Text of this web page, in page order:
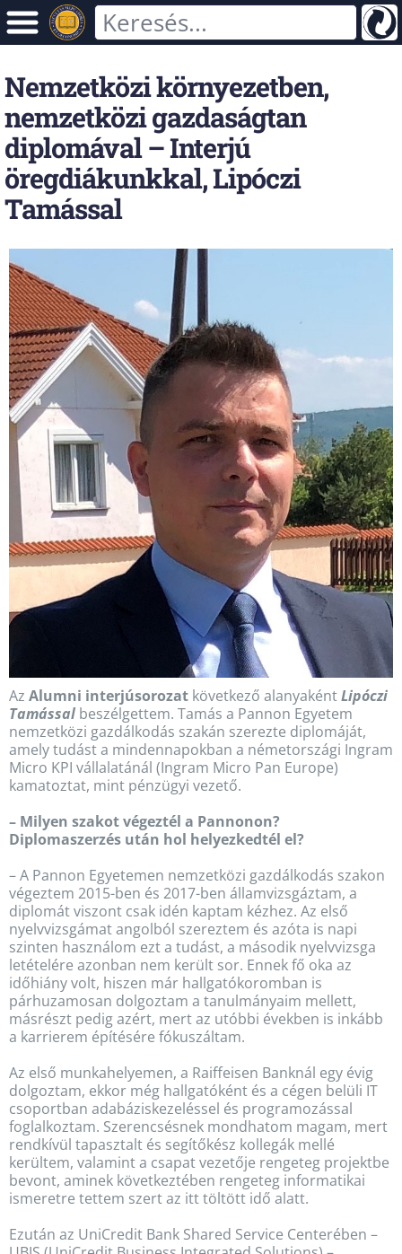
Nemzetközi környezetben,
nemzetközi gazdaságtan
diplomával – Interjú
öregdiákunkkal, Lipóczi
Tamással
Az Alumni interjúsorozat következő alanyakéntLipóczi
Tamással beszélgettem. Tamás a Pannon Egyetem
nemzetközi gazdálkodás szakán szerezte diplomáját,
amely tudást a mindennapokban a németországi Ingram
Micro KPI vállalatánál (Ingram Micro Pan Europe)
kamatoztat, mint pénzügyi vezető.
– Milyen szakot végeztél a Pannonon?
Diplomaszerzés után hol helyezkedtél el?
– A Pannon Egyetemen nemzetközi gazdálkodás szakon
végeztem 2015-ben és 2017-ben államvizsgáztam, a
diplomát viszont csak idén kaptam kézhez. Az első
nyelvvizsgámat angolból szereztem és azóta is napi
szinten használom ezt a tudást, a második nyelvvizsga
letételére azonban nem került sor. Ennek fő oka az
időhiány volt, hiszen már hallgatókoromban is
párhuzamosan dolgoztam a tanulmányaim mellett,
másrészt pedig azért, mert az utóbbi években is inkább
a karrierem építésére fókuszáltam.
Az első munkahelyemen, a Raiffeisen Banknál egy évig
dolgoztam, ekkor még hallgatóként és a cégen belüli IT
csoportban adabáziskezeléssel és programozással
foglalkoztam. Szerencsésnek mondhatom magam, mert
rendkívül tapasztalt és segítőkész kollegák mellé
kerültem, valamint a csapat vezetője rengeteg projektbe
bevont, aminek következtében rengeteg informatikai
ismeretre tettem szert az itt töltött idő alatt.
Ezután az UniCredit Bank Shared Service Centerében –